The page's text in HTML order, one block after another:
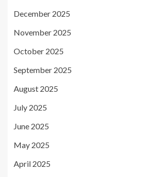
December 2025
November 2025
October 2025
September 2025
August 2025
July 2025
June 2025
May 2025
April 2025